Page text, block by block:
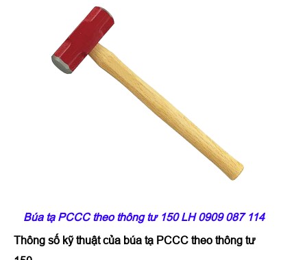
Búa tạ PCCC theo thông tư 150 LH 0909 087 114
Thông số kỹ thuật của búa tạ PCCC theo thông tư